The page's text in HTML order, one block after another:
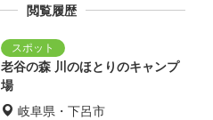
閲覧履歴
老谷の森 川のほとりのキャンプ
場
岐阜県・下呂市